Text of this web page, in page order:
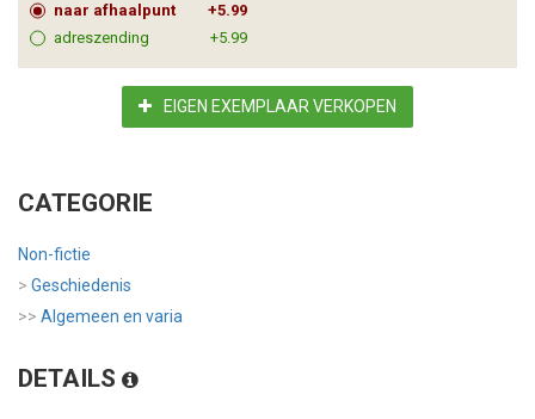
naar afhaalpunt
+5.99
adreszending
+5.99
EIGEN EXEMPLAAR VERKOPEN
CATEGORIE
Non-fictie
> Geschiedenis
>> Algemeen en varia
DETAILS